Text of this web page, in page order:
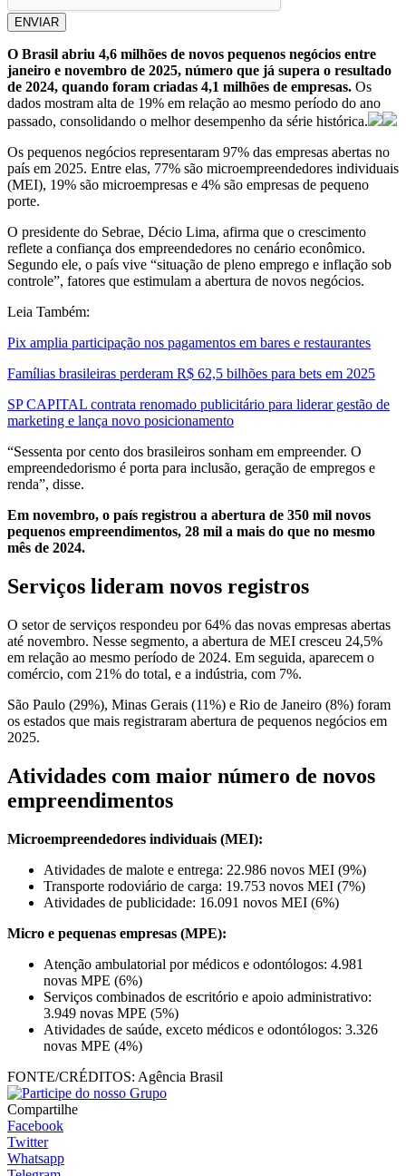
ENVIAR
O Brasil abriu 4,6 milhões de novos pequenos negócios entre
janeiro e novembro de 2025, número que já supera o resultado
de 2024, quando foram criadas 4,1 milhões de empresas. Os
dados mostram alta de 19% em relação ao mesmo período do ano
passado, consolidando o melhor desempenho da série histórica.
Os pequenos negócios representaram 97% das empresas abertas no
país em 2025. Entre elas, 77% são microempreendedores individuais
(MEI), 19% são microempresas e 4% são empresas de pequeno
porte.
O presidente do Sebrae, Décio Lima, afirma que o crescimento
reflete a confiança dos empreendedores no cenário econômico.
Segundo ele, o país vive “situação de pleno emprego e inflação sob
controle”, fatores que estimulam a abertura de novos negócios.
Leia Também:
Pix amplia participação nos pagamentos em bares e restaurantes
Famílias brasileiras perderam R$ 62,5 bilhões para bets em 2025
SP CAPITAL contrata renomado publicitário para liderar gestão de
marketing e lança novo posicionamento
“Sessenta por cento dos brasileiros sonham em empreender. O
empreendedorismo é porta para inclusão, geração de empregos e
renda”, disse.
Em novembro, o país registrou a abertura de 350 mil novos
pequenos empreendimentos, 28 mil a mais do que no mesmo
mês de 2024.
Serviços lideram novos registros
O setor de serviços respondeu por 64% das novas empresas abertas
até novembro. Nesse segmento, a abertura de MEI cresceu 24,5%
em relação ao mesmo período de 2024. Em seguida, aparecem o
comércio, com 21% do total, e a indústria, com 7%.
São Paulo (29%), Minas Gerais (11%) e Rio de Janeiro (8%) foram
os estados que mais registraram abertura de pequenos negócios em
2025.
Atividades com maior número de novos
empreendimentos
Microempreendedores individuais (MEI):
Atividades de malote e entrega: 22.986 novos MEI (9%)
Transporte rodoviário de carga: 19.753 novos MEI (7%)
Atividades de publicidade: 16.091 novos MEI (6%)
Micro e pequenas empresas (MPE):
Atenção ambulatorial por médicos e odontólogos: 4.981
novas MPE (6%)
Serviços combinados de escritório e apoio administrativo:
3.949 novas MPE (5%)
Atividades de saúde, exceto médicos e odontólogos: 3.326
novas MPE (4%)
FONTE/CRÉDITOS: Agência Brasil
Compartilhe
Facebook
Twitter
Whatsapp